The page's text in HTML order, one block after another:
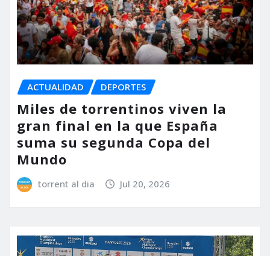
ACTUALIDAD DEPORTES
Miles de torrentinos viven la
gran final en la que España
suma su segunda Copa del
Mundo
torrent al dia Jul 20, 2026